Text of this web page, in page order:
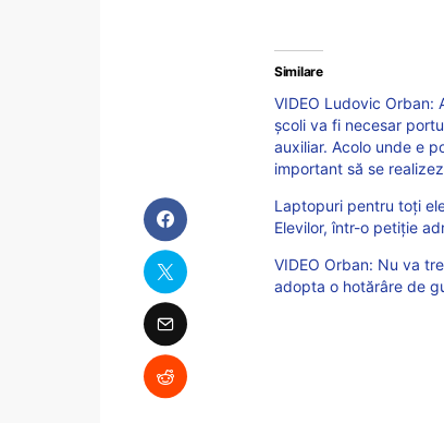
Similare
VIDEO Ludovic Orban:
școli va fi necesar
auxiliar. Acolo unde e
important să se
Laptopuri pentru toți
Elevilor, într-o petiție
VIDEO Orban: Nu va
adopta o hotărâre de